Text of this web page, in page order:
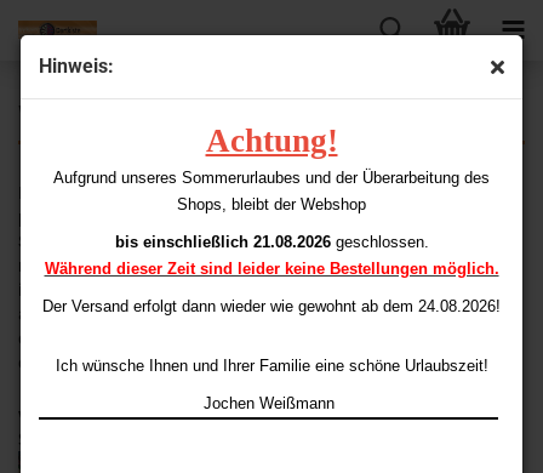
Hinweis:
Achtung!
Aufgrund unseres Sommerurlaubes und der Überarbeitung des
Shops, bleibt der Webshop
bis einschließlich 21.08.2026geschlossen.
Während dieser Zeit sind leider keine Bestellungen möglich.
Der Versand erfolgt dann wieder wie gewohnt ab dem 24.08.2026!
Ich wünsche Ihnen und Ihrer Familie eine schöne Urlaubszeit!
Jochen Weißmann
Willkommen in meinem Webshop!
Ich freue mich, Ihnen heute den aktuellen Produktkatalog
präsentieren zu dürfen. Wir bieten Ihnen ein komplettes Angebots-
Sortiment
mit über 5.000 Artikeln rund um den Dartsport. Und natürlich wie
aufgrund
der großen Nachfrage ständig erweitert und aktualisiert, um jedem
das Passende zu bieten.
Viel Spaß bei eurer
Shopping-Tour!